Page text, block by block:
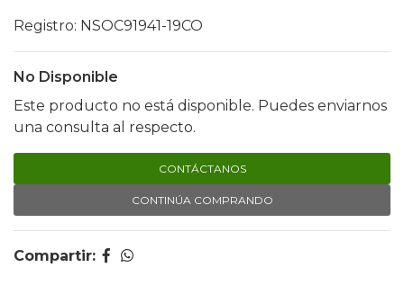
Registro: NSOC91941-19CO
No Disponible
Este producto no está disponible. Puedes enviarnos
una consulta al respecto.
CONTÁCTANOS
CONTINÚA COMPRANDO
Compartir: